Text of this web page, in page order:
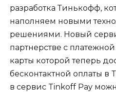
разработка Тинькофф,
наполняем новыми
решениями. Новый
партнерстве с
карты которой теперь
бесконтактной оплаты в
в сервис Tinkoff Pay